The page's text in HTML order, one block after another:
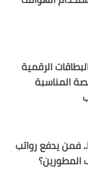
الرقمية
المناسبة
يدفع رواتب